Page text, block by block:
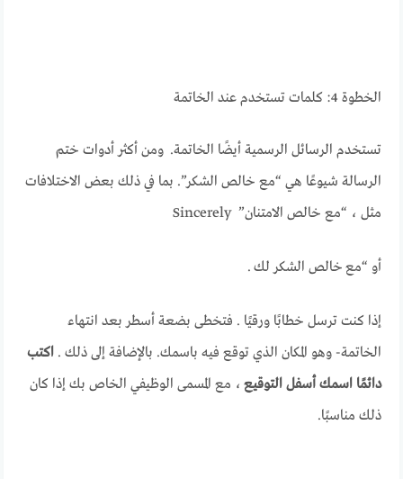
الخطوة 4: كلمات تستخدم عند الخاتمة
تستخدم الرسائل الرسمية أيضًا الخاتمة. ومن أكثر أدوات ختم
الرسالة شيوعًا هي “مع خالص الشكر”. بما في ذلك بعض الاختلافات
مثل ، “مع خالص الامتنان” Sincerely
أو “مع خالص الشكر لك .
إذا كنت ترسل خطابًا ورقيًا . فتخطى بضعة أسطر بعد انتهاء
الخاتمة- وهو المكان الذي توقع فيه باسمك. بالإضافة إلى ذلك .اكتب
دائمًا اسمك أسفل التوقيع ، مع المسمى الوظيفي الخاص بك إذا كان
ذلك مناسبًا.